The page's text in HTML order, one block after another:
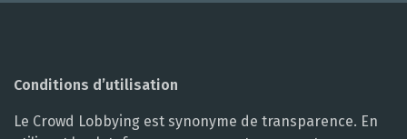
Conditions d’utilisation
Le Crowd Lobbying est synonyme de transparence. En